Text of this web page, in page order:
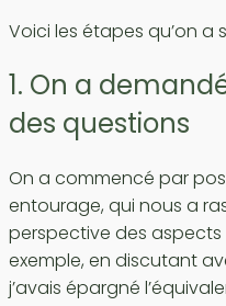
Voici les étapes qu’on a
1. On a
des questions
On a commencé par
entourage, qui nous a
perspective des aspects
exemple, en discutant
j’avais épargné